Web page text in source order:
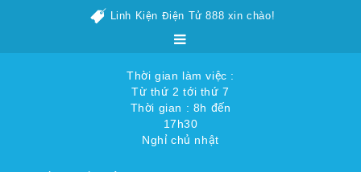
Linh Kiện Điện Tử 888 xin chào!
Thời gian làm việc :
Từ thứ 2 tới thứ 7
Thời gian : 8h đến
17h30
Nghỉ chủ nhật